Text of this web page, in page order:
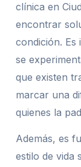
clínica en
encontrar
condición. Es
se
que existen
marcar una
quienes la
Además, es
estilo de vida